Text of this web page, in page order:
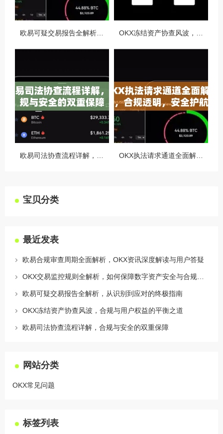
宝贝分类
最近发表
欧易合规审查周期全面解析，OKX资讯深度解读与用户答疑
欧易可疑交易报告全解析，从识别到应对的终极指南
OKX冻结资产协查风波，合规与用户权益的平衡之道
欧易司法协查流程详解，合规与安全的双重保障
网站分类
OKX常见问题
标签列表